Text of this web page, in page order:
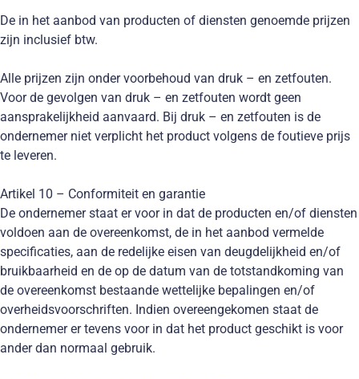
De in het aanbod van producten of diensten genoemde prijzen
zijn inclusief btw.
Alle prijzen zijn onder voorbehoud van druk – en zetfouten.
Voor de gevolgen van druk – en zetfouten wordt geen
aansprakelijkheid aanvaard. Bij druk – en zetfouten is de
ondernemer niet verplicht het product volgens de foutieve prijs
te leveren.
Artikel 10 – Conformiteit en garantie
De ondernemer staat er voor in dat de producten en/of diensten
voldoen aan de overeenkomst, de in het aanbod vermelde
specificaties, aan de redelijke eisen van deugdelijkheid en/of
bruikbaarheid en de op de datum van de totstandkoming van
de overeenkomst bestaande wettelijke bepalingen en/of
overheidsvoorschriften. Indien overeengekomen staat de
ondernemer er tevens voor in dat het product geschikt is voor
ander dan normaal gebruik.